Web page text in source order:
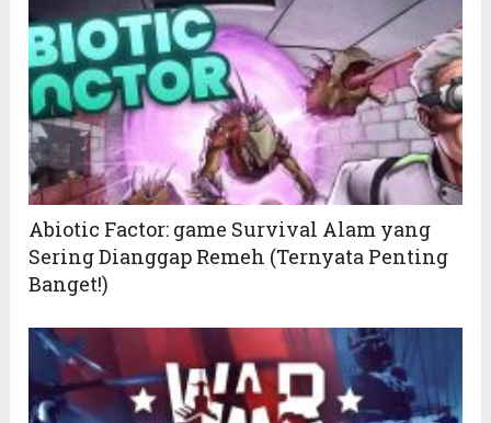
Abiotic Factor: game Survival Alam yang
Sering Dianggap Remeh (Ternyata Penting
Banget!)